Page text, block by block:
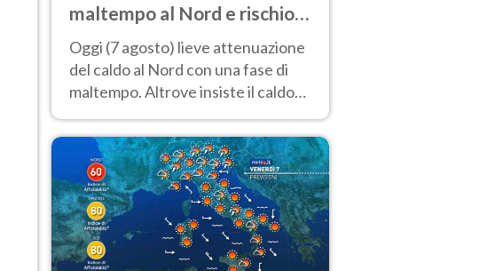
maltempo al Nord e rischio
nubifragi. Altrove caldo
estremo
Oggi (7 agosto) lieve attenuazione
del caldo al Nord con una fase di
maltempo. Altrove insiste il caldo
previsioni